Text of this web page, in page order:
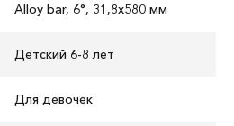
Alloy bar, 6°, 31,8x580 мм
Детский 6-8 лет
Для девочек